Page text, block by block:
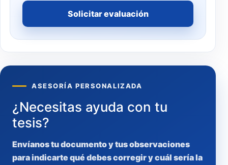
Solicitar evaluación
ASESORÍA PERSONALIZADA
¿Necesitas ayuda con tu
tesis?
Envíanos tu documento y tus observaciones
para indicarte qué debes corregir y cuál sería la